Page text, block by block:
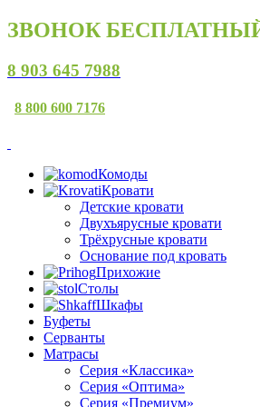
ЗВОНОК
8 903 645 7988
8 800 600 7176
Комоды
Кровати
Детские кровати
Двухъярусные кровати
Трёхрусные кровати
Основание под кровать
Прихожие
Столы
Шкафы
Буфеты
Серванты
Матрасы
Серия «Классика»
Серия «Оптима»
Серия «Премиум»